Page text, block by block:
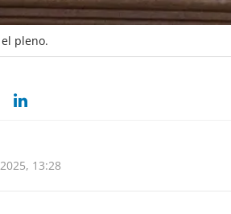
pleno.
13:28